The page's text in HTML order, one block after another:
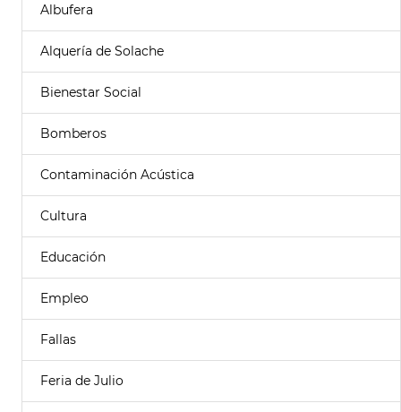
Albufera
Alquería de Solache
Bienestar Social
Bomberos
Contaminación Acústica
Cultura
Educación
Empleo
Fallas
Feria de Julio